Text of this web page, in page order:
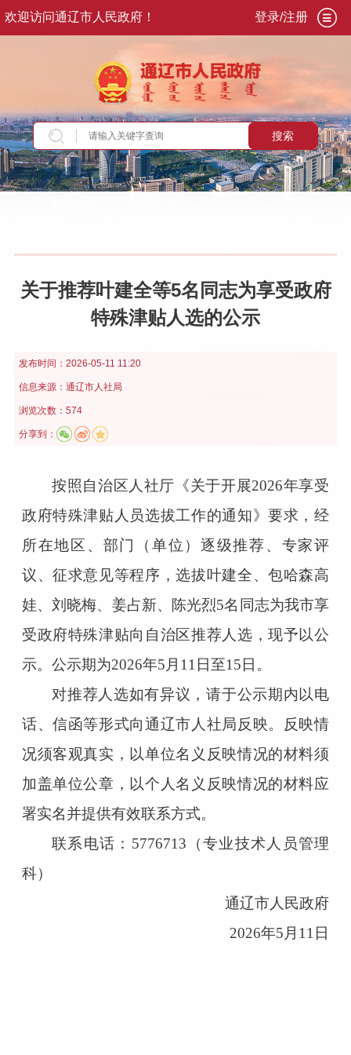
欢迎访问通辽市人民政府！ 登录/注册
搜索
当前位置：首页>新闻资讯>通知公告
关于推荐叶建全等5名同志为享受政府
特殊津贴人选的公示
发布时间： 2026-05-11 11:20
信息来源： 通辽市人社局
浏览次数：574
分享到：
按照自治区人社厅《关于开展2026年享受
政府特殊津贴人员选拔工作的通知》要求，经
所在地区、部门（单位）逐级推荐、专家评
议、征求意见等程序，选拔叶建全、包哈森高
娃、刘晓梅、姜占新、陈光烈5名同志为我市享
受政府特殊津贴向自治区推荐人选，现予以公
示。公示期为2026年5月11日至15日。
对推荐人选如有异议，请于公示期内以电
话、信函等形式向通辽市人社局反映。反映情
况须客观真实，以单位名义反映情况的材料须
加盖单位公章，以个人名义反映情况的材料应
署实名并提供有效联系方式。
联系电话：5776713（专业技术人员管理
科）
通辽市人民政府
2026年5月11日